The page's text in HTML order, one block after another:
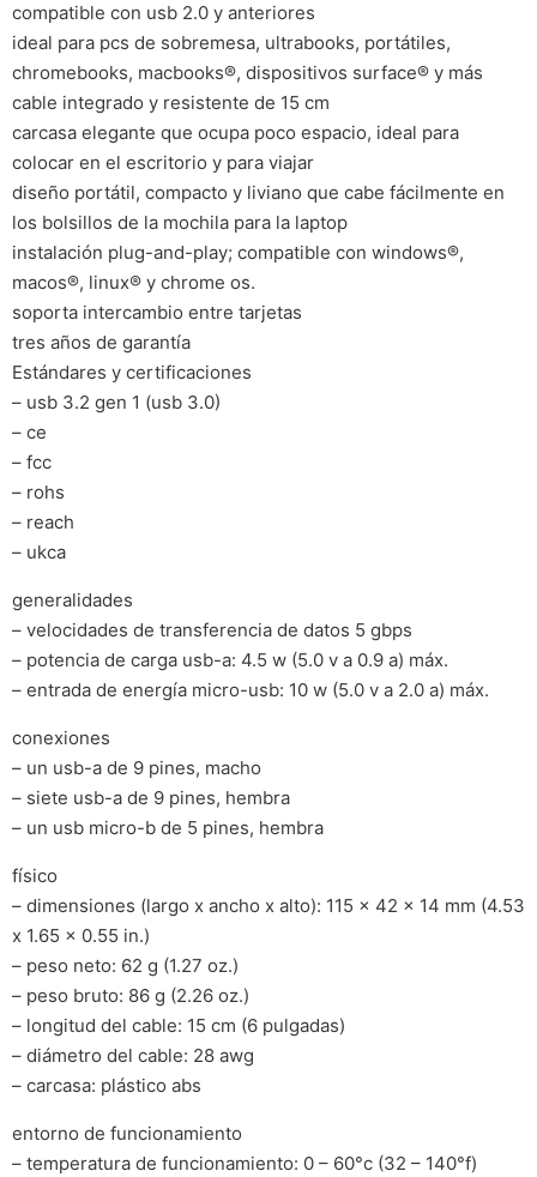
compatible con usb 2.0 y anteriores
ideal para pcs de sobremesa, ultrabooks, portátiles,
chromebooks, macbooks®, dispositivos surface® y más
cable integrado y resistente de 15 cm
carcasa elegante que ocupa poco espacio, ideal para
colocar en el escritorio y para viajar
diseño portátil, compacto y liviano que cabe fácilmente en
los bolsillos de la mochila para la laptop
instalación plug-and-play; compatible con windows®,
macos®, linux® y chrome os.
soporta intercambio entre tarjetas
tres años de garantía
Estándares y certificaciones
– usb 3.2 gen 1 (usb 3.0)
– ce
– fcc
– rohs
– reach
– ukca
generalidades
– velocidades de transferencia de datos 5 gbps
– potencia de carga usb-a: 4.5 w (5.0 v a 0.9 a) máx.
– entrada de energía micro-usb: 10 w (5.0 v a 2.0 a) máx.
conexiones
– un usb-a de 9 pines, macho
– siete usb-a de 9 pines, hembra
– un usb micro-b de 5 pines, hembra
físico
– dimensiones (largo x ancho x alto): 115 x 42 x 14 mm (4.53
x 1.65 x 0.55 in.)
– peso neto: 62 g (1.27 oz.)
– peso bruto: 86 g (2.26 oz.)
– longitud del cable: 15 cm (6 pulgadas)
– diámetro del cable: 28 awg
– carcasa: plástico abs
entorno de funcionamiento
– temperatura de funcionamiento: 0 – 60°c (32 – 140°f)